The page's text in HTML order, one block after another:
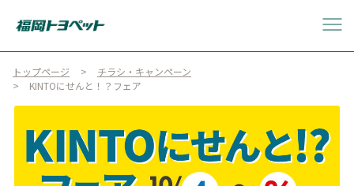
トップページ
チラシ・キャンペーン
KINTOにせんと！？フェア